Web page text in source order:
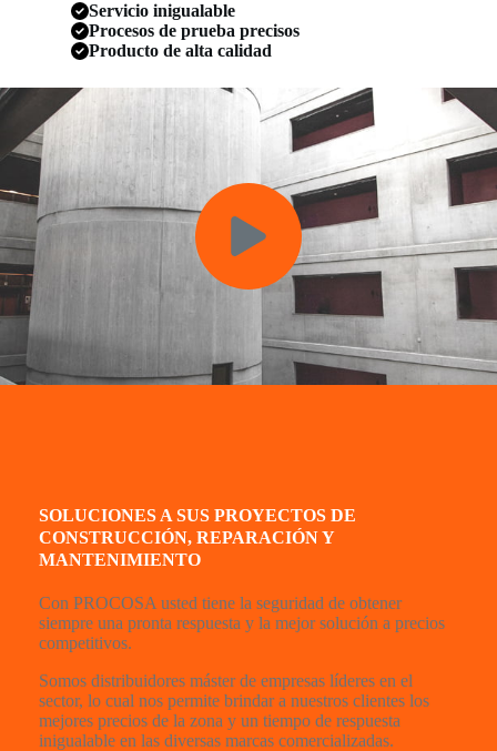
Servicio inigualable
Procesos de prueba precisos
Producto de alta calidad
SOLUCIONES A SUS PROYECTOS DE
CONSTRUCCIÓN, REPARACIÓN Y
MANTENIMIENTO
Con PROCOSA usted tiene la seguridad de obtener
siempre una pronta respuesta y la mejor solución a precios
competitivos.
Somos distribuidores máster de empresas líderes en el
sector, lo cual nos permite brindar a nuestros clientes los
mejores precios de la zona y un tiempo de respuesta
inigualable en las diversas marcas comercializadas.